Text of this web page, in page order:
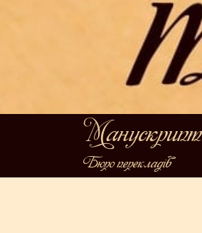
Манускрипт
Бюро перекладів